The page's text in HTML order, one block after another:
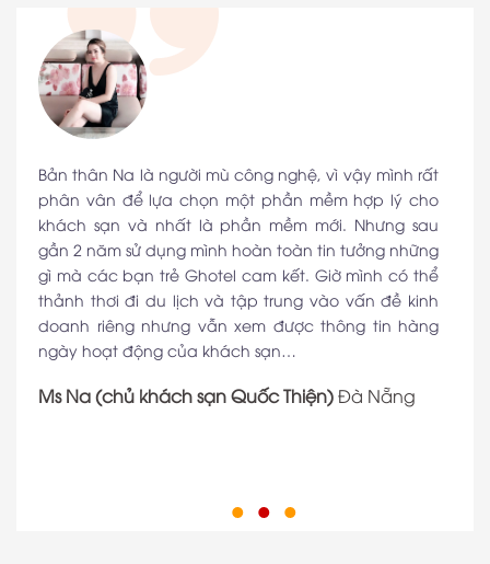
Bản thân Na là người mù công nghệ, vì vậy mình rất
phân vân để lựa chọn một phần mềm hợp lý cho
khách sạn và nhất là phần mềm mới. Nhưng sau
gần 2 năm sử dụng mình hoàn toàn tin tưởng những
gì mà các bạn trẻ Ghotel cam kết. Giờ mình có thể
thảnh thơi đi du lịch và tập trung vào vấn đề kinh
doanh riêng nhưng vẫn xem được thông tin hàng
ngày hoạt động của khách sạn…
Ms Na (chủ khách sạn Quốc Thiện)Đà Nẵng